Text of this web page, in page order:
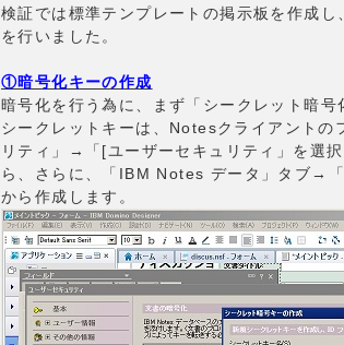
検証では標準テンプレートの掲示板を作成
を行いました。
①暗号化キーの作成
暗号化を行う為に、まず「シークレット暗号
シークレットキーは、Notesクライアント
リティ」→「[ユーザーセキュリティ」を選
ら、さらに、「IBM Notes データ」タブ→
から作成します。